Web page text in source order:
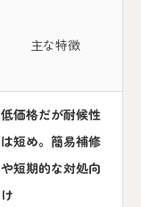
主な特徴
低価格だが耐候性
は短め。簡易補修
や短期的な対処向
け